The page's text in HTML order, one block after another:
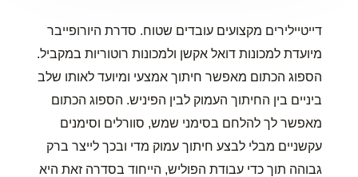
דייטיילירים מקצועים עובדים שטוח. סדרת היורופייבר
מיועדת למכונות דואל אקשן ולמכונות רוטוריות במקביל.
הספוג הכתום מאפשר חיתוך אמצעי ומיועד לאותו שלב
ביניים בין החיתוך העמוק לבין הפיניש. הספוג הכתום
מאפשר לך להלחם בסימני שמש, סוורלים וסימנים
עקשניים מבלי לבצע חיתוך עמוק מדי ובכך לייצר ברק
גבוהה תוך כדי עבודת הפוליש, הייחוד בסדרה זאת היא